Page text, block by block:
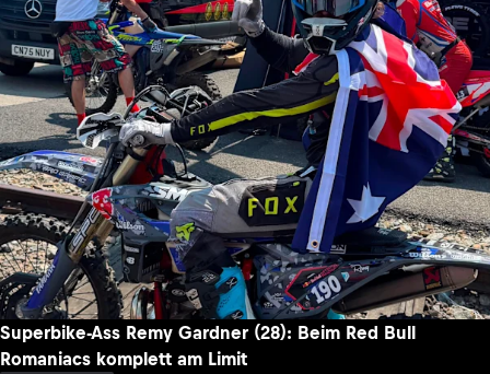
Superbike-Ass Remy Gardner (28): Beim Red Bull
Romaniacs komplett am Limit